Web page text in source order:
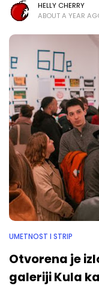
HELLY CHERRY
ABOUT A YEAR
UMETNOST I STRIP
Otvorena je
galeriji Kula